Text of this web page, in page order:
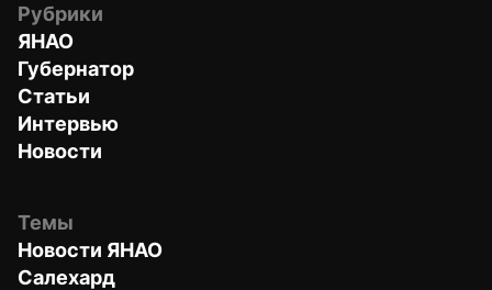
Рубрики
ЯНАО
Губернатор
Статьи
Интервью
Новости
Темы
Новости ЯНАО
Салехард